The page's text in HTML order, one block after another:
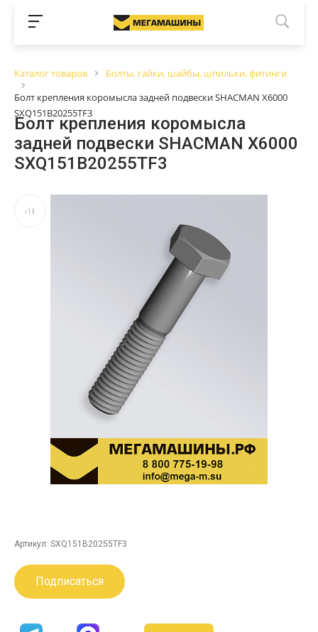
Каталог товаров
Болты, гайки, шайбы, шпильки, фитинги
Болт крепления коромысла задней подвески SHACMAN X6000
SXQ151B20255TF3
Болт крепления коромысла
задней подвески SHACMAN X6000
SXQ151B20255TF3
Артикул: SXQ151B20255TF3
Подписаться